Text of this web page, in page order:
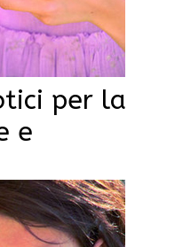
per la
e